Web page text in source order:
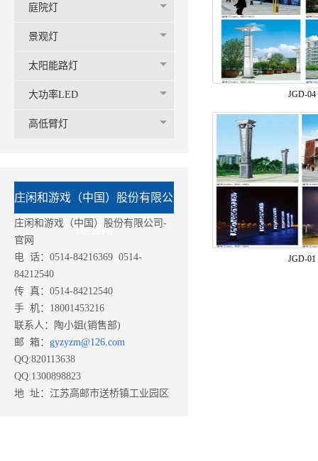
庭院灯
景观灯
太阳能路灯
大功率LED
高低臂灯
庄闲和游戏（中国）股份有限公
司-官网
庄闲和游戏（中国）股份有限公司-
官网
电 话：0514-84216369 0514-
84212540
传 真：0514-84212540
手 机：18001453216
联系人：陶小姐(销售部)
邮 箱： gyzyzm@126.com
QQ:820113638
QQ:1300898823
地 址：江苏高邮市送桥镇工业园区
JGD-04
JGD-01